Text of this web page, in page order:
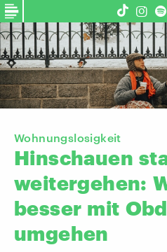
Wohnungslosigkeit
Hinschauen
weitergehen:
besser mit
umgehen